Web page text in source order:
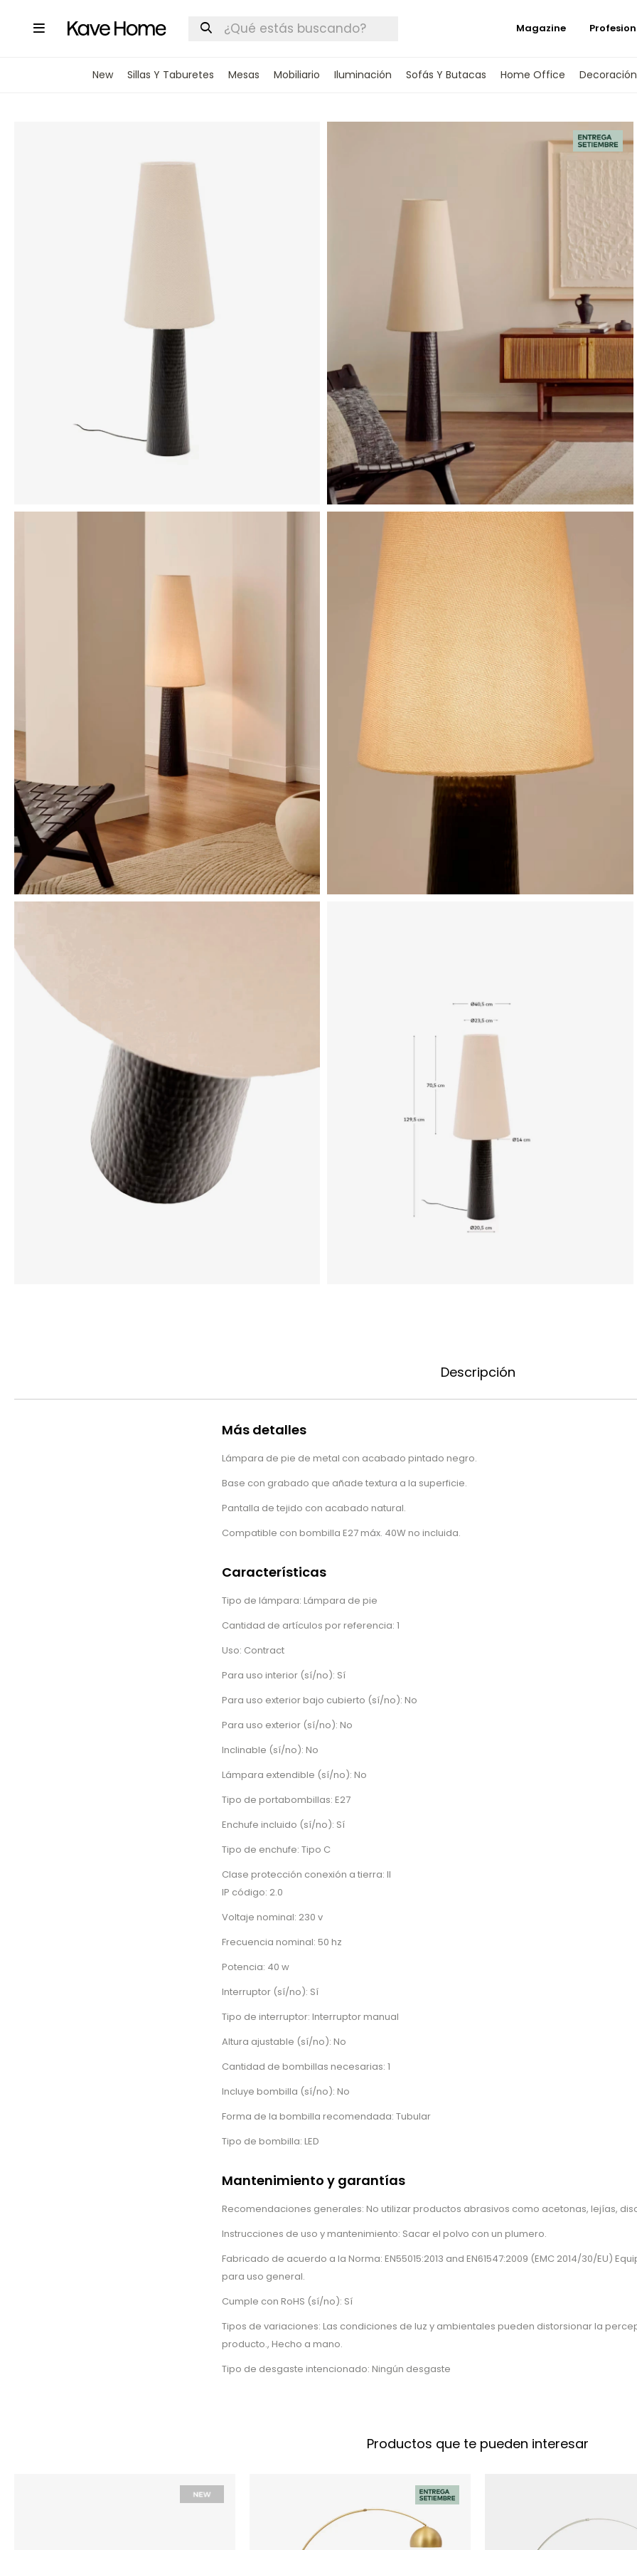

New Sillas Y Taburetes Mesas Mobiliario Iluminación Sofás Y Butacas Home Office Decoración
Magazine
Descripción
Más detalles
Lámpara de pie de metal con acabado pintado negro.
Base con grabado que añade textura a la superficie.
Pantalla de tejido con acabado natural.
Compatible con bombilla E27 máx. 40W no incluida.
Características
Tipo de lámpara: Lámpara de pie
Cantidad de artículos por referencia: 1
Uso: Contract
Para uso interior (sí/no): Sí
Para uso exterior bajo cubierto (sí/no): No
Para uso exterior (sí/no): No
Inclinable (sí/no): No
Lámpara extendible (sí/no): No
Tipo de portabombillas: E27
Enchufe incluido (sí/no): Sí
Tipo de enchufe: Tipo C
Clase protección conexión a tierra: II
IP código: 2.0
Voltaje nominal: 230 v
Frecuencia nominal: 50 hz
Potencia: 40 w
Interruptor (sí/no): Sí
Tipo de interruptor: Interruptor manual
Altura ajustable (sí/no): No
Cantidad de bombillas necesarias: 1
Incluye bombilla (sí/no): No
Forma de la bombilla recomendada: Tubular
Tipo de bombilla: LED
Mantenimiento y garantías
Recomendaciones generales: No utilizar productos abrasivos como acetonas, lejías,
Instrucciones de uso y mantenimiento: Sacar el polvo con un plumero.
Fabricado de acuerdo a la Norma: EN55015:2013 and EN61547:2009 (EMC 2014/30/EU)
para uso general.
Cumple con RoHS (sí/no): Sí
Tipos de variaciones: Las condiciones de luz y ambientales pueden distorsionar la
producto., Hecho a mano.
Tipo de desgaste intencionado: Ningún desgaste
Productos que te pueden interesar